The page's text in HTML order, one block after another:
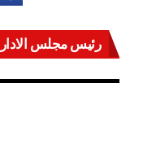
رئيس مجلس
مصر تعيد للعالم